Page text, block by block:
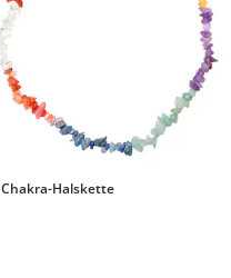
Chakra-Halskette